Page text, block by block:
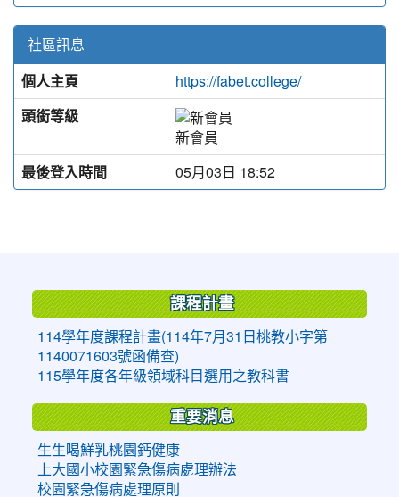
社區訊息
個人主頁
https://fabet.college/
頭銜等級
新會員
最後登入時間
05月03日 18:52
課程計畫
114學年度課程計畫(114年7月31日桃教小字第
1140071603號函備查)
115學年度各年級領域科目選用之教科書
重要消息
生生喝鮮乳桃園鈣健康
上大國小校園緊急傷病處理辦法
校園緊急傷病處理原則